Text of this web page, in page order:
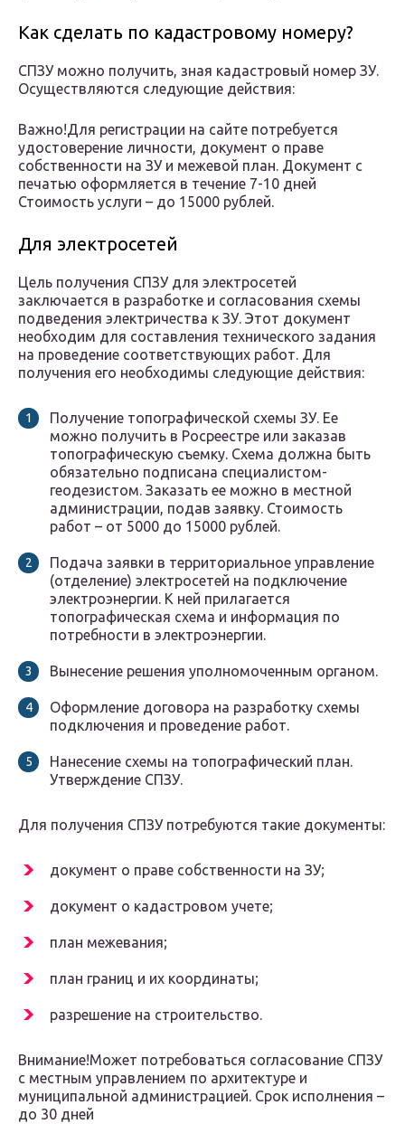
Как сделать по кадастровому номеру?
СПЗУ можно получить, зная кадастровый номер ЗУ.
Осуществляются следующие действия:
Важно!Для регистрации на сайте потребуется
удостоверение личности, документ о праве
собственности на ЗУ и межевой план. Документ с
печатью оформляется в течение 7-10 дней
Стоимость услуги – до 15000 рублей.
Для электросетей
Цель получения СПЗУ для электросетей
заключается в разработке и согласования схемы
подведения электричества к ЗУ. Этот документ
необходим для составления технического задания
на проведение соответствующих работ. Для
получения его необходимы следующие действия:
Получение топографической схемы ЗУ. Ее
можно получить в Росреестре или заказав
топографическую съемку. Схема должна быть
обязательно подписана специалистом-
геодезистом. Заказать ее можно в местной
администрации, подав заявку. Стоимость
работ – от 5000 до 15000 рублей.
Подача заявки в территориальное управление
(отделение) электросетей на подключение
электроэнергии. К ней прилагается
топографическая схема и информация по
потребности в электроэнергии.
Вынесение решения уполномоченным органом.
Оформление договора на разработку схемы
подключения и проведение работ.
Нанесение схемы на топографический план.
Утверждение СПЗУ.
Для получения СПЗУ потребуются такие документы:
документ о праве собственности на ЗУ;
документ о кадастровом учете;
план межевания;
план границ и их координаты;
разрешение на строительство.
Внимание!Может потребоваться согласование СПЗУ
с местным управлением по архитектуре и
муниципальной администрацией. Срок исполнения –
до 30 дней